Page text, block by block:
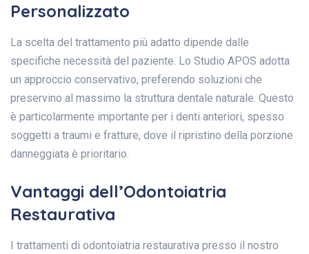
Personalizzato
La scelta del trattamento più adatto dipende dalle
specifiche necessità del paziente. Lo Studio APOS adotta
un approccio conservativo, preferendo soluzioni che
preservino al massimo la struttura dentale naturale. Questo
è particolarmente importante per i denti anteriori, spesso
soggetti a traumi e fratture, dove il ripristino della porzione
danneggiata è prioritario.
Vantaggi dell’Odontoiatria
Restaurativa
I trattamenti di odontoiatria restaurativa presso il nostro